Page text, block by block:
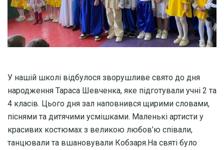
У нашій школі відбулося зворушливе свято до дня
народження Тараса Шевченка, яке підготували учні 2 та
4 класів. Цього дня зал наповнився щирими словами,
піснями та дитячими усмішками. Маленькі артисти у
красивих костюмах з великою любов’ю співали,
танцювали та вшановували Кобзаря.На святі було